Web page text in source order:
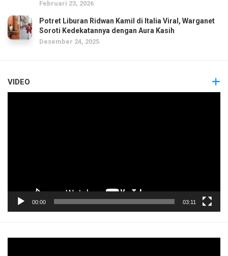
Februari 23, 2026
Potret Liburan Ridwan Kamil di Italia Viral, Warganet
Soroti Kedekatannya dengan Aura Kasih
Desember 24, 2025
VIDEO
00:00 03:11